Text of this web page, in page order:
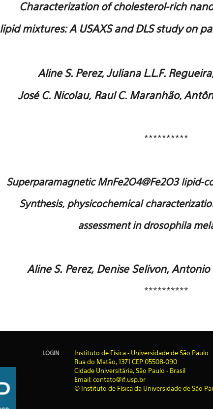
Characterization of cholesterol-rich
lipid mixtures: A USAXS and DLS study on
Aline S. Perez, Juliana L.L.F.
José C. Nicolau, Raul C. Maranhão,
**********
Superparamagnetic MnFe2O4@Fe2O3 lipid-
Synthesis, physicochemical
assessment in drosophila
Aline S. Perez, Denise Selivon, Antonio
**********
LOGIN Instituto de Física - Universidade de São Paulo
Rua do Matão, 1371 CEP 05508-090
Cidade Universitária, São Paulo - Brasil
Email: contato@if.usp.br
© Instituto de Física da Universidade de São